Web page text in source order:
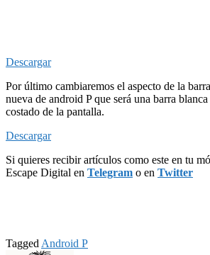
Descargar
Por último cambiaremos el aspecto de la
nueva de android P que será una barra
costado de la pantalla.
Descargar
Si quieres recibir artículos como este en tu
Escape Digital en Telegram o en Twitter
Tagged Android P